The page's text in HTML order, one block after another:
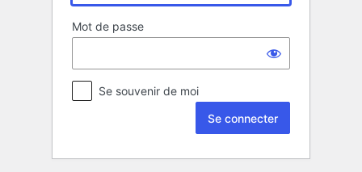
Mot de passe
Se souvenir de moi